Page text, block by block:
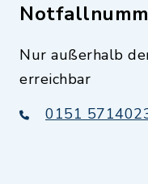
Nur außerhalb
erreichbar
0151